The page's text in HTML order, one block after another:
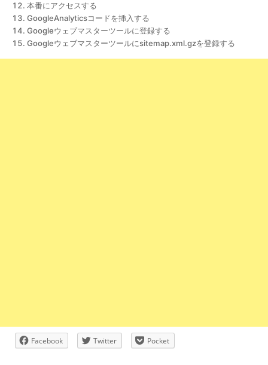
本番にアクセスする
GoogleAnalyticsコードを挿入する
Googleウェブマスターツールに登録する
Googleウェブマスターツールにsitemap.xml.gzを登録する
Facebook Twitter Pocket